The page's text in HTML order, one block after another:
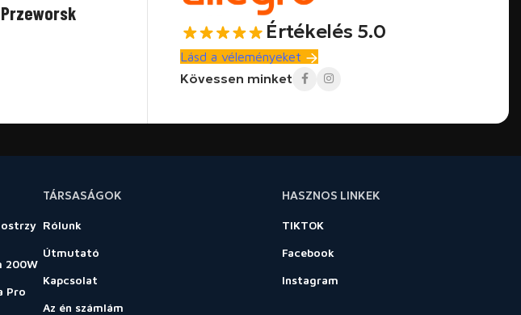
Értékelés 5.0
Lásd a véleményeket
Kövessen minket
ostrzy
200W
Pro
TÁRSASÁGOK
Rólunk
Útmutató
Kapcsolat
Az én számlám
HASZNOS LINKEK
TIKTOK
Facebook
Instagram